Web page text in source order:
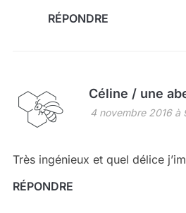
RÉPONDRE
Céline / une
4 novembre 2016 à
Très ingénieux et quel délice
RÉPONDRE